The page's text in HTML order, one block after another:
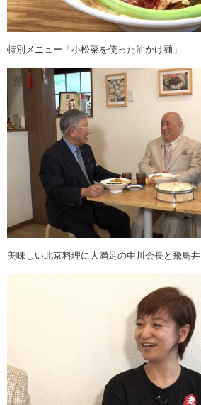
特別メニュー「小松菜を使った油かけ麺」
美味しい北京料理に大満足の中川会長と飛鳥井